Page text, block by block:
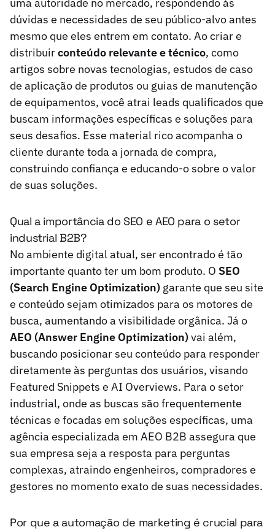
dúvidas e necessidades de seu público-alvo antes
mesmo que eles entrem em contato. Ao criar e
distribuirconteúdo relevante e técnico, como
artigos sobre novas tecnologias, estudos de caso
de aplicação de produtos ou guias de manutenção
de equipamentos, você atrai leads qualificados que
buscam informações específicas e soluções para
seus desafios. Esse material rico acompanha o
cliente durante toda a jornada de compra,
construindo confiança e educando-o sobre o valor
de suas soluções.
Qual a importância do SEO e AEO para o setor
industrial B2B?
No ambiente digital atual, ser encontrado é tão
importante quanto ter um bom produto. O SEO
(Search Engine Optimization) garante que seu site
e conteúdo sejam otimizados para os motores de
busca, aumentando a visibilidade orgânica. Já o
AEO (Answer Engine Optimization)vai além,
buscando posicionar seu conteúdo para responder
diretamente às perguntas dos usuários, visando
Featured Snippets e AI Overviews. Para o setor
industrial, onde as buscas são frequentemente
técnicas e focadas em soluções específicas, uma
agência especializada em AEO B2B assegura que
sua empresa seja a resposta para perguntas
complexas, atraindo engenheiros, compradores e
gestores no momento exato de suas necessidades.
Por que a automação de marketing é crucial para